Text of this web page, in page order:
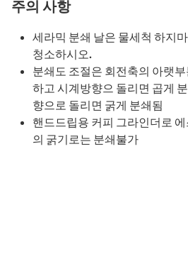
주의 사항
세라믹 분쇄 날은 물세척 하지
청소하시오.
분쇄도 조절은 회전축의 아랫
하고 시계방향으 돌리면 곱게
향으로 돌리면 굵게 분쇄됨
핸드드립용 커피 그라인더로
의 굵기로는 분쇄불가